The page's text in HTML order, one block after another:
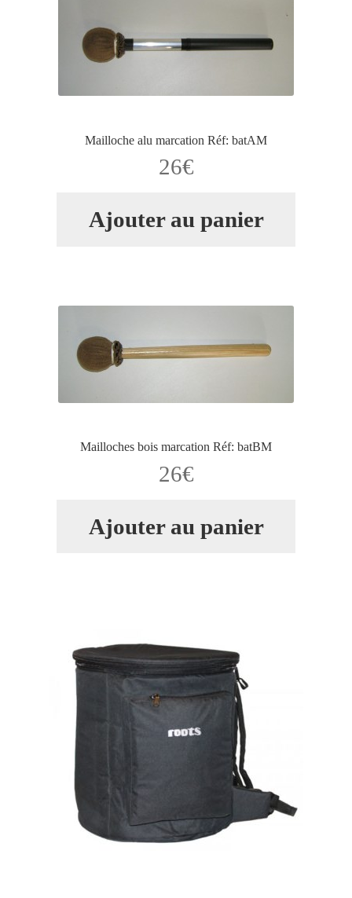
Mailloche alu marcation Réf: batAM
26€
Ajouter au panier
Mailloches bois marcation Réf: batBM
26€
Ajouter au panier